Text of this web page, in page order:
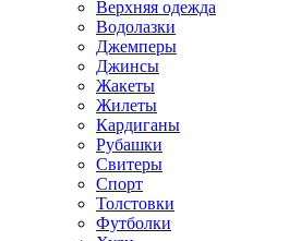
Верхняя одежда
Водолазки
Джемперы
Джинсы
Жакеты
Жилеты
Кардиганы
Рубашки
Свитеры
Спорт
Толстовки
Футболки